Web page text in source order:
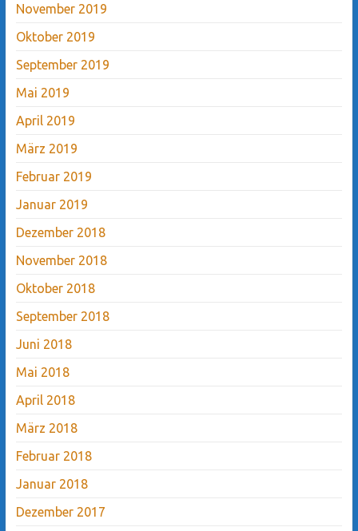
November 2019
Oktober 2019
September 2019
Mai 2019
April 2019
März 2019
Februar 2019
Januar 2019
Dezember 2018
November 2018
Oktober 2018
September 2018
Juni 2018
Mai 2018
April 2018
März 2018
Februar 2018
Januar 2018
Dezember 2017